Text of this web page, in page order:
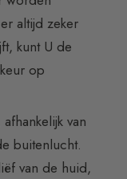
altijd zeker
kunt U de
op
van
buitenlucht.
van de huid,